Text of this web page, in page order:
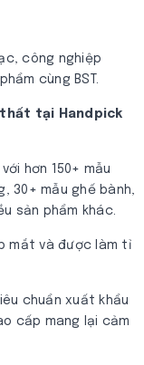
công nghiệp
cùng BST.
thất tại Handpick
hơn 150+ mẫu
30+ mẫu ghế bành,
sản phẩm khác.
mắt và được làm tỉ
chuẩn xuất khẩu
cấp mang lại cảm